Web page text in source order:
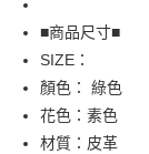
AFTEE先享後付
相關說明
【關於「AFTEE先
AFTEE先享後付是
便利好安心！
１．簡單：不需註
運送方式
全家取貨付款
■商品尺寸■
SIZE：
顏色： 綠色
花色：素色
材質：皮革